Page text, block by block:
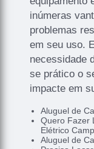
inúmeras
problemas
em seu uso.
necessidade
se prático o
impacte em
Aluguel de
Quero Fazer
Elétrico
Aluguel de